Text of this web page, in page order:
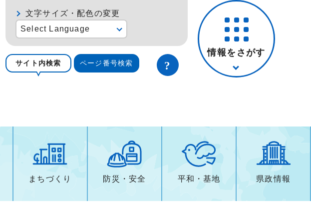
文字サイズ・配色の変更
Select Language
サイト内検索 ページ番号検索
情報をさがす
まちづくり 防災・安全 平和・基地 県政情報